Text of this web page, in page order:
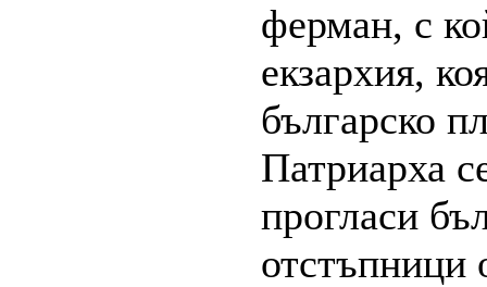
ферман, с
екзархия,
българско
Патриарха
прогласи
отстъпници